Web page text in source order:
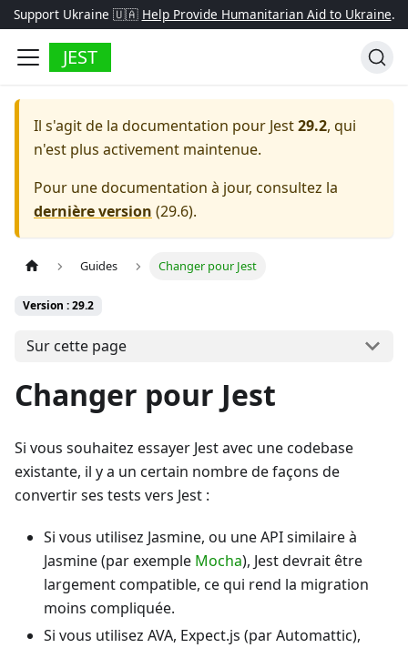
Support Ukraine 🇺🇦 Help Provide Humanitarian Aid to Ukraine.
JEST
Il s'agit de la documentation pour Jest29.2, qui
n'est plus activement maintenue.
Pour une documentation à jour, consultez la
dernière version (29.6).
Guides Changer pour Jest
Version : 29.2
Sur cette page
Changer pour Jest
Si vous souhaitez essayer Jest avec une codebase
existante, il y a un certain nombre de façons de
convertir ses tests vers Jest :
Si vous utilisez Jasmine, ou une API similaire à
Jasmine (par exemple Mocha), Jest devrait être
largement compatible, ce qui rend la migration
moins compliquée.
Si vous utilisez AVA, Expect.js (par Automattic),